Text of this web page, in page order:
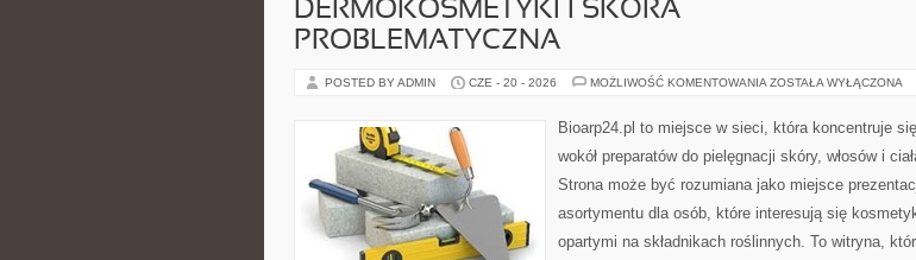
DERMOKOSMETYKI I SKÓRA
PROBLEMATYCZNA
POSTED BY ADMIN CZE - 20 - 2026 MOŻLIWOŚĆ KOMENTOWANIA DERMOKOSMETYKI
PROBLEMATYCZNA
ZOSTAŁA WYŁĄCZONA
Bioarp24.pl to miejsce w sieci, która koncentruje się
wokół preparatów do pielęgnacji skóry, włosów i
Strona może być rozumiana jako miejsce
asortymentu dla osób, które interesują się
opartymi na składnikach roślinnych. To witryna,